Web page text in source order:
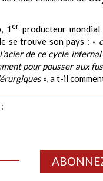
1er producteur mondial
se trouve son pays : «
de ce cycle
pour pousser aux
», a t-il